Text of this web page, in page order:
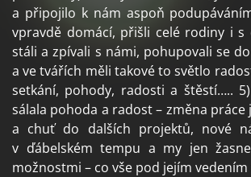
a připojilo k nám aspoň
vpravdě domácí, přišli celé rodiny i
stáli a zpívali s námi, pohupovali se
a ve tvářích měli takové to světlo
setkání, pohody, radosti a štěstí…..
sálala pohoda a radost – změna práce
a chuť do dalších projektů, nové
v ďábelském tempu a my jen
možnostmi – co vše pod jejím vedením